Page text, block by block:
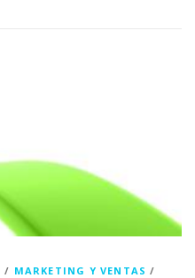
/ MARKETING Y VENTAS /